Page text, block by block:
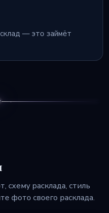
— это займёт
схему расклада, стиль
фото своего расклада.